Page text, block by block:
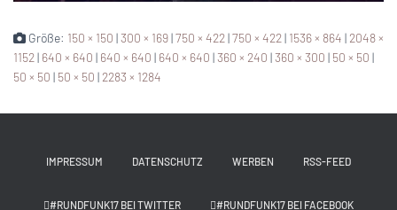
Größe: 150 × 150 |300 × 169|750 × 422|750 × 422| 1536 × 864 | 2048 ×
1152| 640 × 640 | 640 × 640 | 640 × 640 |360 × 240 |360 × 300 | 50 × 50 |
50 × 50 | 50 × 50 | 2283 × 1284
IMPRESSUM DATENSCHUTZ WERBEN RSS-FEED
#RUNDFUNK17 BEI TWITTER #RUNDFUNK17 BEI FACEBOOK